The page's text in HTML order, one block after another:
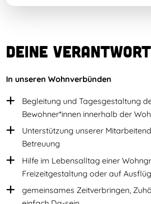
Deine
In unseren Wohnverbünden
Begleitung und Tagesgestaltung
Bewohner*innen innerhalb der
Unterstützung unserer
Betreuung
Hilfe im Lebensalltag einer
Freizeitgestaltung oder auf
gemeinsames Zeitverbringen,